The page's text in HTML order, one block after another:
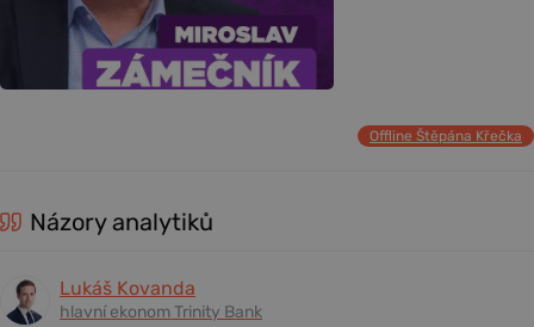
Offline Štěpána Křečka
Názory analytiků
Lukáš Kovanda
hlavní ekonom Trinity Bank